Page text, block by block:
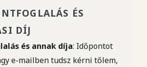
ÉS
DÍJ
és annak díja: Időpontot
e-mailben tudsz kérni tőlem,